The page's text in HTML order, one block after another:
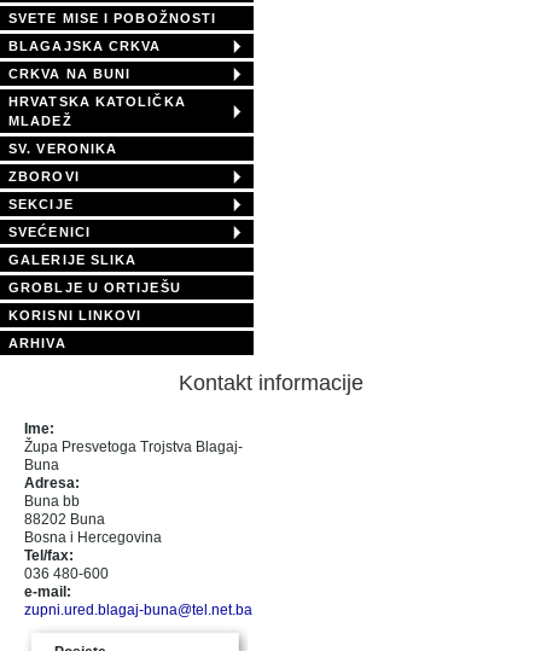
SVETE MISE I POBOŽNOSTI
BLAGAJSKA CRKVA
CRKVA NA BUNI
HRVATSKA KATOLIČKA
MLADEŽ
SV. VERONIKA
ZBOROVI
SEKCIJE
SVEĆENICI
GALERIJE SLIKA
GROBLJE U ORTIJEŠU
KORISNI LINKOVI
ARHIVA
Kontakt informacije
Ime:
Župa Presvetoga Trojstva Blagaj-
Buna
Adresa:
Buna bb
88202 Buna
Bosna i Hercegovina
Tel/fax:
036 480-600
e-mail:
zupni.ured.blagaj-buna@tel.net.ba